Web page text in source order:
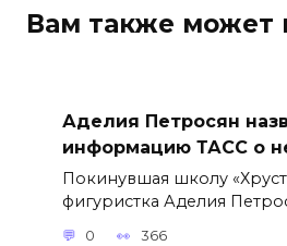
Вам также может
Аделия Петросян
информацию ТАСС о
Покинувшая школу
фигуристка Аделия
0 366